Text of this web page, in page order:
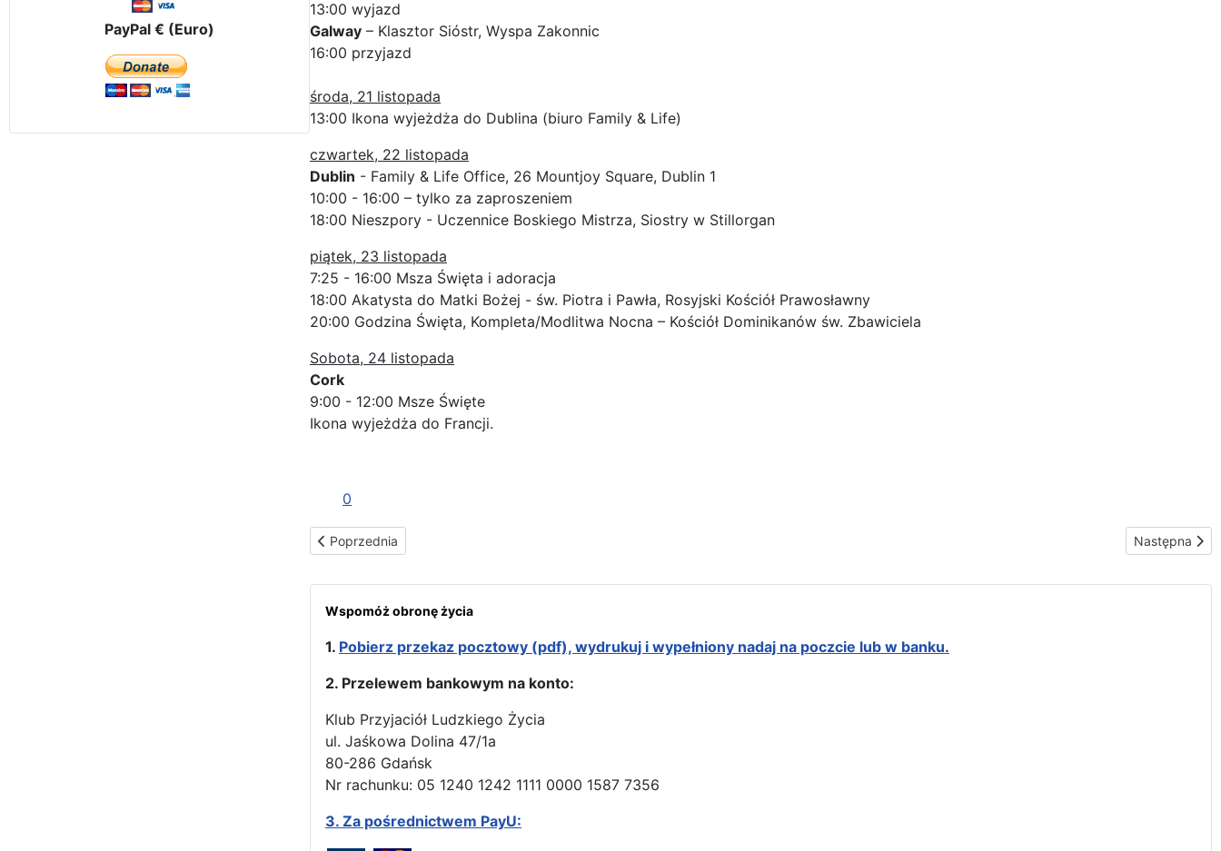
PayPal € (Euro)
13:00 wyjazd
Galway – Klasztor Sióstr, Wyspa Zakonnic
16:00 przyjazd
środa, 21 listopada
13:00 Ikona wyjeżdża do Dublina (biuro Family & Life)
czwartek, 22 listopada
Dublin - Family & Life Office, 26 Mountjoy Square, Dublin 1
10:00 - 16:00 – tylko za zaproszeniem
18:00 Nieszpory - Uczennice Boskiego Mistrza, Siostry w Stillorgan
piątek, 23 listopada
7:25 - 16:00 Msza Święta i adoracja
18:00 Akatysta do Matki Bożej - św. Piotra i Pawła, Rosyjski Kościół Prawosławny
20:00 Godzina Święta, Kompleta/Modlitwa Nocna – Kościół Dominikanów św. Zbawiciela
Sobota, 24 listopada
Cork
9:00 - 12:00 Msze Święte
Ikona wyjeżdża do Francji.
0
Poprzednia strona: Trasa peregrynacji w Wielkiej Brytanii
Poprzednia Następna
Następna
Wspomóż obronę życia
1. Pobierz przekaz pocztowy (pdf), wydrukuj i wypełniony nadaj na poczcie lub w banku.
2. Przelewem bankowym na konto:
Klub Przyjaciół Ludzkiego Życia
ul. Jaśkowa Dolina 47/1a
80-286 Gdańsk
Nr rachunku: 05 1240 1242 1111 0000 1587 7356
3. Za pośrednictwem PayU: